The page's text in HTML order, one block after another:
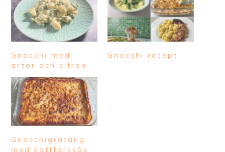
Gnocchi med
ärtor och citron
Gnocchi recept
Gnocchigratäng
med köttfärssås